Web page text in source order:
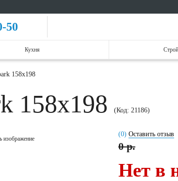
50
Кухня
158x198
158x198 (Код: 21186)
изображение
(0) Оставить отзыв
0 р.
Нет в